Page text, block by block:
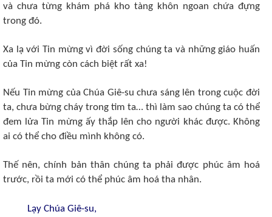
và chưa từng khám phá kho tàng khôn ngoan chứa đựng
trong đó.
Xa lạ với Tin mừng vì đời sống chúng ta và những giáo huấn
của Tin mừng còn cách biệt rất xa!
Nếu Tin mừng của Chúa Giê-su chưa sáng lên trong cuộc đời
ta, chưa bừng cháy trong tim ta… thì làm sao chúng ta có thể
đem lửa Tin mừng ấy thắp lên cho người khác được. Không
ai có thể cho điều mình không có.
Thế nên, chính bản thân chúng ta phải được phúc âm hoá
trước, rồi ta mới có thể phúc âm hoá tha nhân.
Lạy Chúa Giê-su,